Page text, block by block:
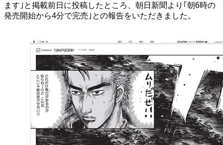
ます｣と掲載前日に投稿したところ、朝日新聞より｢朝6時の
発売開始から4分で完売｣との報告をいただきました。